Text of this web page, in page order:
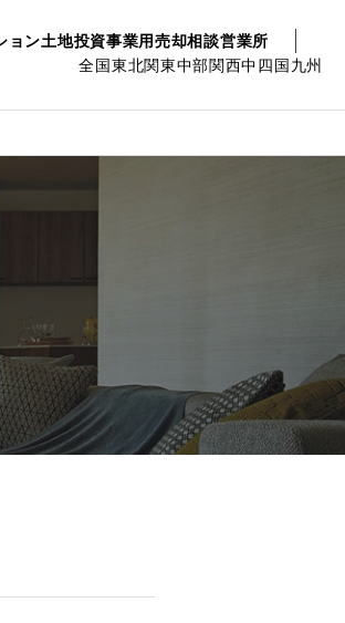
ョン土地投資事業用売却相談営業所
全国東北関東中部関西中四国九州